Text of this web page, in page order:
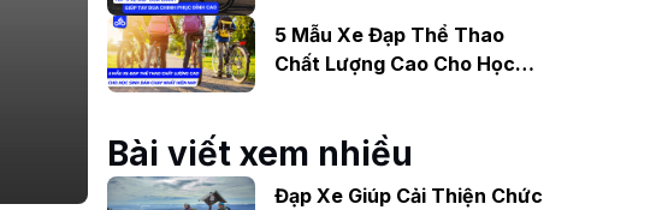
5 Mẫu Xe Đạp Thể Thao
Chất Lượng Cao Cho Học
Bài viết xem nhiều
Đạp Xe Giúp Cải Thiện Chức